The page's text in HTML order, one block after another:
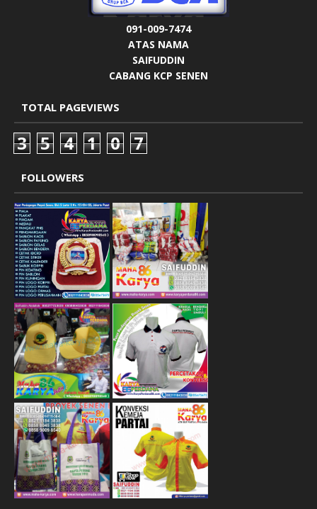
091-009-7474
ATAS NAMA
SAIFUDDIN
CABANG KCP SENEN
TOTAL PAGEVIEWS
3 5 4 1 0 7
FOLLOWERS